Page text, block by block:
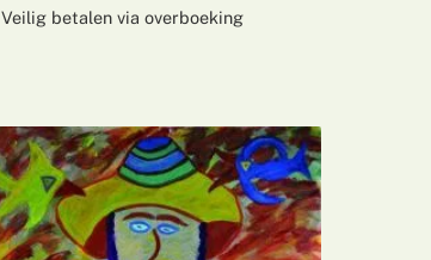
Veilig betalen via overboeking